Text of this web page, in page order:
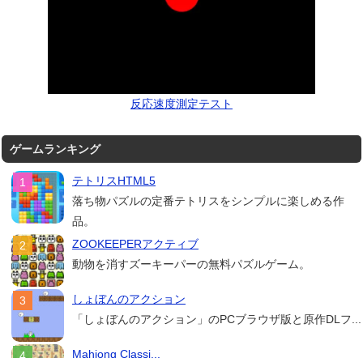
反応速度測定テスト
ゲームランキング
テトリスHTML5
落ち物パズルの定番テトリスをシンプルに楽しめる作
品。
ZOOKEEPERアクティブ
動物を消すズーキーパーの無料パズルゲーム。
しょぼんのアクション
「しょぼんのアクション」のPCブラウザ版と原作DLフ...
Mahjong Classi...